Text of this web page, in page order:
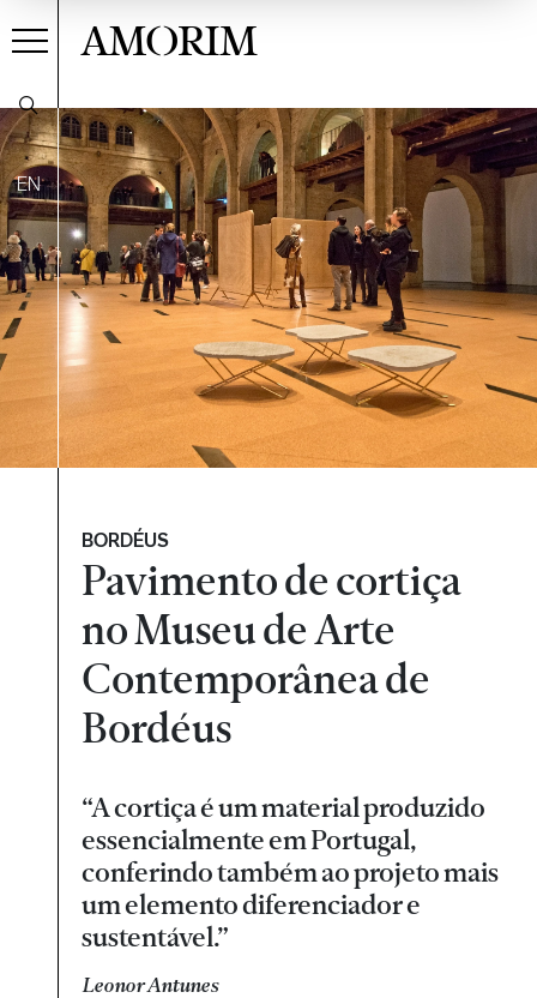
EN
AMORIM
BORDÉUS
Pavimento de cortiça
no Museu de Arte
Contemporânea de
Bordéus
“A cortiça é um material produzido
essencialmente em Portugal,
conferindo também ao projeto mais
um elemento diferenciador e
sustentável.”
Leonor Antunes